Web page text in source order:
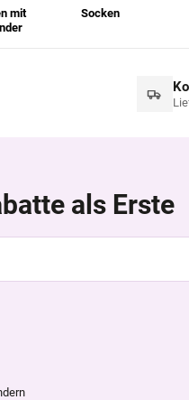
mit
Socken
als Erste